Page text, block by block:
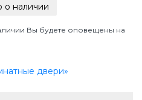
о наличии
Вы будете оповещены на
двери»